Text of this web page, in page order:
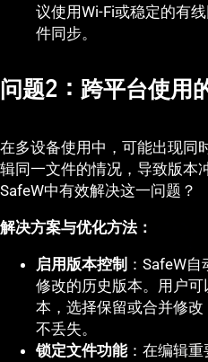
议使用Wi-Fi或稳定的有
件同步。
问题2：跨平台使用
在多设备使用中，可能出现同
辑同一文件的情况，导致版本
SafeW中有效解决这一问题？
解决方案与优化方法：
启用版本控制 ：SafeW
修改的历史版本。用户可
本，选择保留或合并修
不丢失。
锁定文件功能：在编辑重